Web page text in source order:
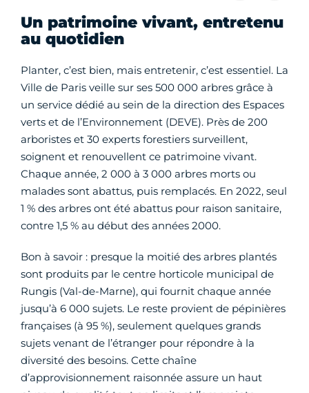
Un patrimoine vivant, entretenu
au quotidien
Planter, c’est bien, mais entretenir, c’est essentiel. La
Ville de Paris veille sur ses 500 000 arbres grâce à
un service dédié au sein de la direction des Espaces
verts et de l’Environnement (DEVE). Près de 200
arboristes et 30 experts forestiers surveillent,
soignent et renouvellent ce patrimoine vivant.
Chaque année, 2 000 à 3 000 arbres morts ou
malades sont abattus, puis remplacés. En 2022, seul
1 % des arbres ont été abattus pour raison sanitaire,
contre 1,5 % au début des années 2000.
Bon à savoir : presque la moitié des arbres plantés
sont produits par le centre horticole municipal de
Rungis (Val-de-Marne), qui fournit chaque année
jusqu’à 6 000 sujets. Le reste provient de pépinières
françaises (à 95 %), seulement quelques grands
sujets venant de l’étranger pour répondre à la
diversité des besoins. Cette chaîne
d’approvisionnement raisonnée assure un haut